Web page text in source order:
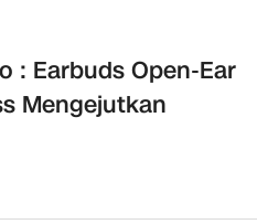
: Earbuds Open-Ear
Mengejutkan